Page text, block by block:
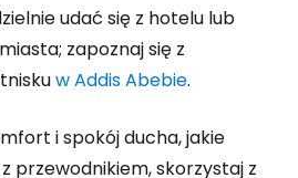
udać się z hotelu lub
zapoznaj się z
w Addis Abebie.
i spokój ducha, jakie
przewodnikiem, skorzystaj z